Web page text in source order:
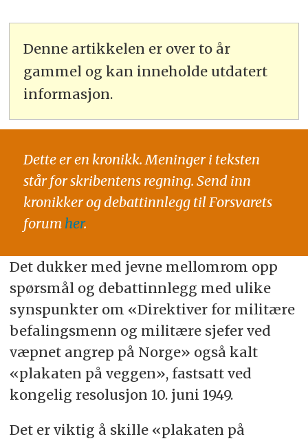
Denne artikkelen er over to år
gammel og kan inneholde utdatert
informasjon.
Dette er en kronikk. Meninger i teksten
står for skribentens regning. Send inn
kronikker og debattinnlegg til Forsvarets
forum her.
Det dukker med jevne mellomrom opp
spørsmål og debattinnlegg med ulike
synspunkter om «Direktiver for militære
befalingsmenn og militære sjefer ved
væpnet angrep på Norge» også kalt
«plakaten på veggen», fastsatt ved
kongelig resolusjon 10. juni 1949.
Det er viktig å skille «plakaten på